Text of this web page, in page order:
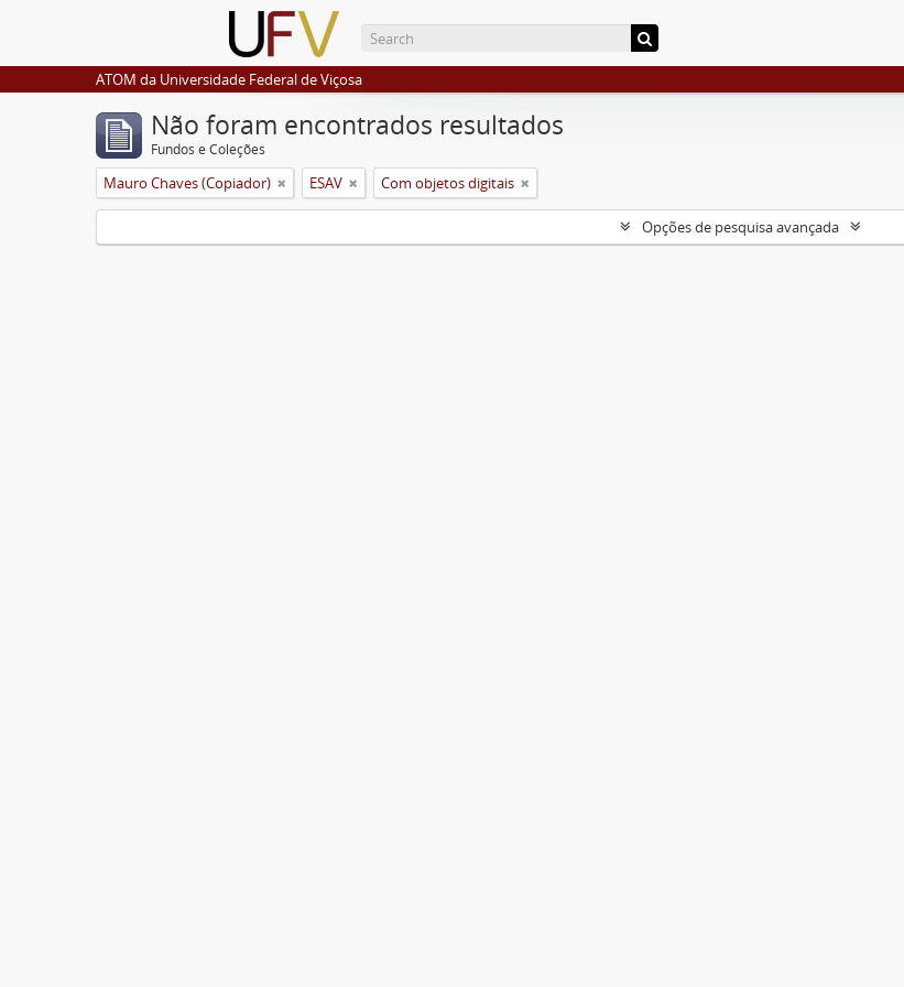
ATOM da Universidade Federal de Viçosa
Não foram encontrados resultados
Fundos e Coleções
Mauro Chaves (Copiador) ESAV Com objetos digitais
Opções de pesquisa avançada